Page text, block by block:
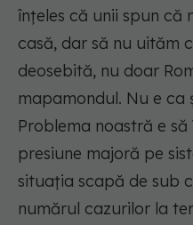
înțeles că unii spun că
casă, dar să nu uităm
deosebită, nu doar
mapamondul. Nu e ca
Problema noastră e
presiune majoră pe
situația scapă de sub
numărul cazurilor la